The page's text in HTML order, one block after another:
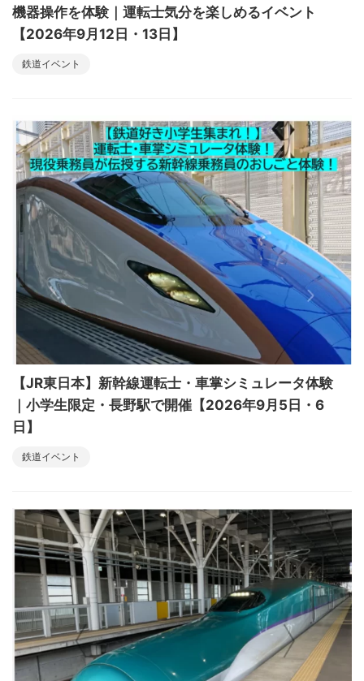
機器操作を体験｜運転士気分を楽しめるイベント
【2026年9月12日・13日】
鉄道イベント
【JR東日本】新幹線運転士・車掌シミュレータ体験
｜小学生限定・長野駅で開催【2026年9月5日・6
日】
鉄道イベント